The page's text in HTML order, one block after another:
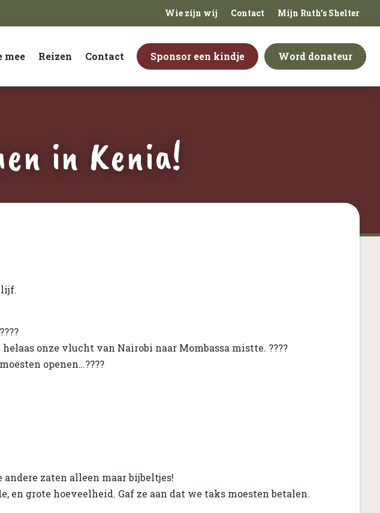
Wie zijn wij Contact Mijn Ruth’s Shelter
mee Reizen Contact Sponsor een kindje Word donateur
in Kenia!
onze vlucht van Nairobi naar Mombassa mistte. ????
openen…????
zaten alleen maar bijbeltjes!
en grote hoeveelheid. Gaf ze aan dat we taks moesten betalen.